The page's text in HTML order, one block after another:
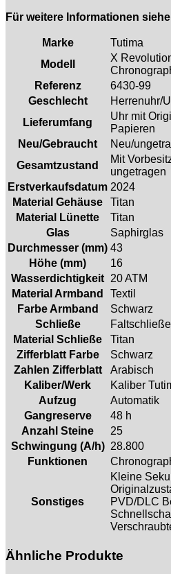
Für weitere Informationen
Marke
Tutima
Modell
X
Referenz
6430-99
Geschlecht
Herrenuhr/
Lieferumfang
Uhr mit
Papieren
Neu/Gebraucht
Neu/
Gesamtzustand
Mit
ungetragen
Erstverkaufsdatum 2024
Material Gehäuse
Titan
Material Lünette
Titan
Glas
Saphirglas
Durchmesser (mm) 43
Höhe (mm)
16
Wasserdichtigkeit 20 ATM
Material Armband
Textil
Farbe Armband
Schwarz
Schließe
Faltschließe
Material Schließe
Titan
Zifferblatt Farbe
Schwarz
Zahlen Zifferblatt
Arabisch
Kaliber/Werk
Kaliber
Aufzug
Automatik
Gangreserve
48 h
Anzahl Steine
25
Schwingung (A/h) 28.800
Funktionen
Sonstiges
Kleine
PVD/DLC
Ähnliche Produkte